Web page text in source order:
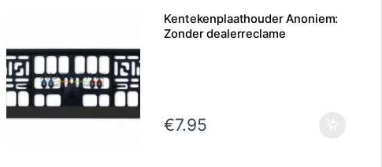
Kentekenplaathouder Anoniem:
Zonder dealerreclame
€7.95